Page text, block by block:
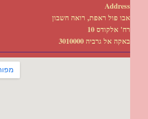
Address
אבו פול ראפת, רואה חשבון
רח' אלקודס 10
באקה אל גרביה 3010000